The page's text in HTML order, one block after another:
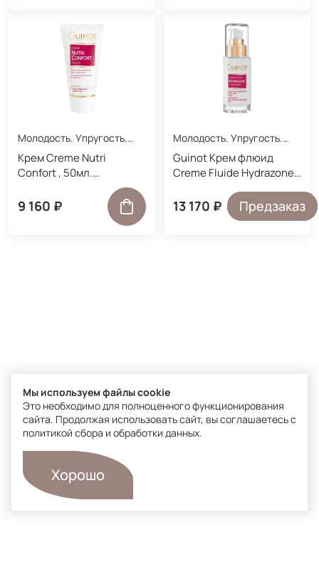
Молодость. Упругость.
Увлажнение.
Крем Creme Nutri
Confort , 50мл.
Питательный защитный
крем для
9 160 ₽
Молодость. Упругость.
Увлажнение.
Guinot Крем флюид
Creme Fluide Hydrazone,
13 170 ₽ Предзаказ
Мы используем файлы cookie
Это необходимо для полноценного функционирования
сайта. Продолжая использовать сайт, вы соглашаетесь с
политикой сбора и обработки данных.
Хорошо